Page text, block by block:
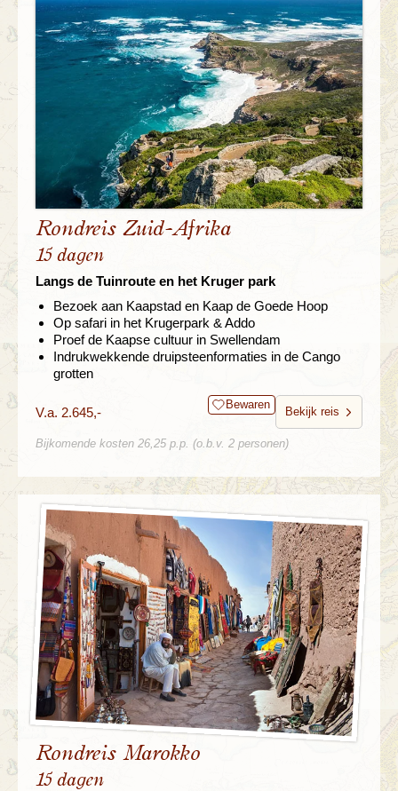
Rondreis Zuid-Afrika
15 dagen
Langs de Tuinroute en het Kruger park
Bezoek aan Kaapstad en Kaap de Goede Hoop
Op safari in het Krugerpark & Addo
Proef de Kaapse cultuur in Swellendam
Indrukwekkende druipsteenformaties in de Cango
grotten
V.a. 2.645,- Bewaren
Bekijk reis
Bijkomende kosten 26,25 p.p. (o.b.v. 2 personen)
Rondreis Marokko
15 dagen